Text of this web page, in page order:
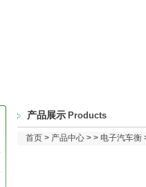
产品展示 Products
首页 > 产品中心 > > 电子汽车衡